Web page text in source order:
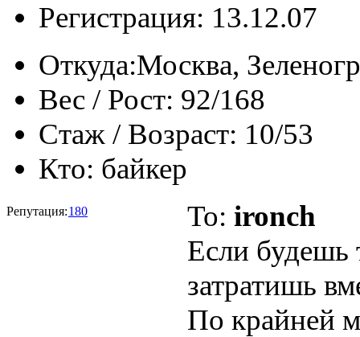
Регистрация: 13.12.07
Откуда:Москва,
Вес / Рост: 92/168
Стаж / Возраст: 10/53
Кто: байкер
Репутация:180 To: ironch
Если будешь
затратишь
По крайней